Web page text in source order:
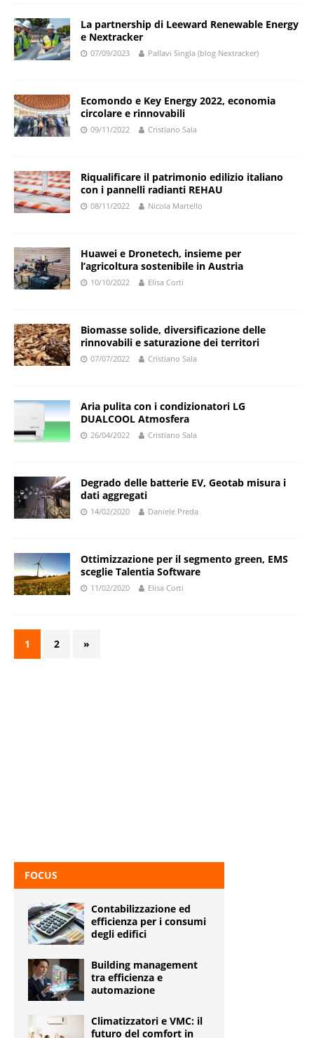
La partnership di Leeward Renewable Energy
e Nextracker
07/09/2023 Pallavi Singla (blog Nextracker)
Ecomondo e Key Energy 2022, economia
circolare e rinnovabili
09/11/2022 Cristiano Sala
Riqualificare il patrimonio edilizio italiano
con i pannelli radianti REHAU
08/11/2022 Nicola Martello
Huawei e Dronetech, insieme per
l’agricoltura sostenibile in Austria
10/10/2022 Elisa Corti
Biomasse solide, diversificazione delle
rinnovabili e saturazione dei territori
07/07/2022 Cristiano Sala
Aria pulita con i condizionatori LG
DUALCOOL Atmosfera
26/04/2022 Cristiano Sala
Degrado delle batterie EV, Geotab misura i
dati aggregati
14/02/2020 Daniele Preda
Ottimizzazione per il segmento green, EMS
sceglie Talentia Software
11/02/2020 Elisa Corti
1 2 »
FOCUS
Contabilizzazione ed
efficienza per i consumi
degli edifici
Building management
tra efficienza e
automazione
Climatizzatori e VMC: il
futuro del comfort in